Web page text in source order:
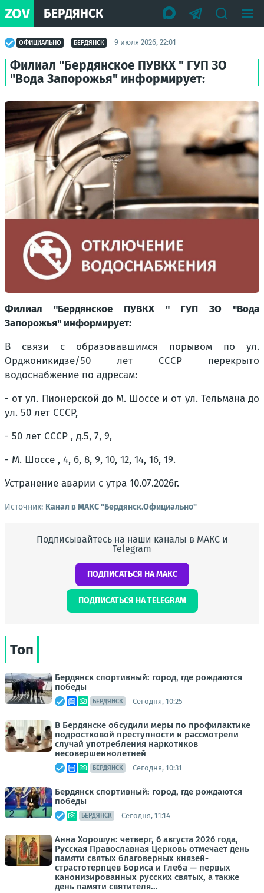
ZOV БЕРДЯНСК
ОФИЦИАЛЬНО БЕРДЯНСК 9 июля 2026, 22:01
Филиал "Бердянское ПУВКХ " ГУП ЗО
"Вода Запорожья" информирует:
Филиал "Бердянское ПУВКХ " ГУП ЗО "Вода
Запорожья" информирует:
В связи с образовавшимся порывом по ул.
Орджоникидзе/50 лет СССР перекрыто
водоснабжение по адресам:
- от ул. Пионерской до М. Шоссе и от ул. Тельмана до
ул. 50 лет СССР,
- 50 лет СССР , д.5, 7, 9,
- М. Шоссе , 4, 6, 8, 9, 10, 12, 14, 16, 19.
Устранение аварии с утра 10.07.2026г.
Источник: Канал в МАКС "Бердянск.Официально"
Подписывайтесь на наши каналы в МАКС и
Telegram
ПОДПИСАТЬСЯ НА МАКС
ПОДПИСАТЬСЯ НА TELEGRAM
Топ
Бердянск спортивный: город, где рождаются
победы
БЕРДЯНСК Сегодня, 10:25
В Бердянске обсудили меры по профилактике
подростковой преступности и рассмотрели
случай употребления наркотиков
несовершеннолетней
БЕРДЯНСК Сегодня, 10:31
Бердянск спортивный: город, где рождаются
победы
БЕРДЯНСК Сегодня, 11:14
Анна Хорошун: четверг, 6 августа 2026 года,
Русская Православная Церковь отмечает день
памяти святых благоверных князей-
страстотерпцев Бориса и Глеба — первых
канонизированных русских святых, а также
день памяти святителя...